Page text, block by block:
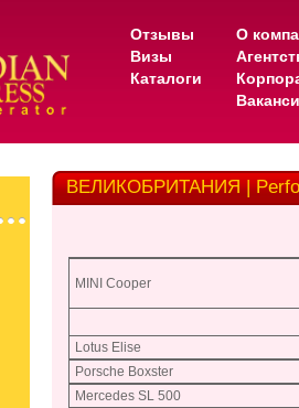
Отзывы
Визы
Каталоги
О
ВЕЛИКОБРИТАНИЯ |
MINI Cooper
Lotus Elise
Porsche Boxster
Mercedes SL 500